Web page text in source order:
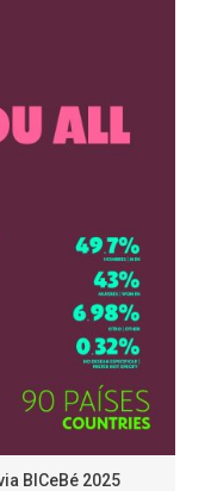
BICeBé 2025